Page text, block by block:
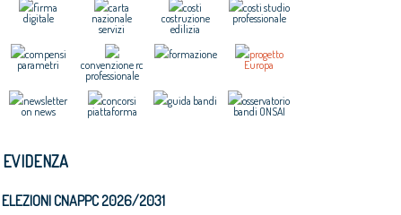
firma
digitale
carta
nazionale
servizi
costi
costruzione
edilizia
costi studio
professionale
compensi
parametri
convenzione rc
professionale
formazione
progetto
Europa
newsletter
on news
concorsi
piattaforma
guida bandi
osservatorio
bandi ONSAI
EVIDENZA
ELEZIONI CNAPPC 2026/2031